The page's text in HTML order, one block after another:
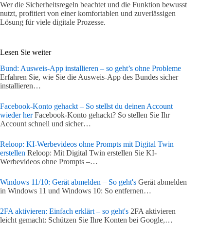
Wer die Sicherheitsregeln beachtet und die Funktion bewusst
nutzt, profitiert von einer komfortablen und zuverlässigen
Lösung für viele digitale Prozesse.
Lesen Sie weiter
Bund: Ausweis-App installieren – so geht’s ohne Probleme
Erfahren Sie, wie Sie die Ausweis-App des Bundes sicher
installieren…
Facebook-Konto gehackt – So stellst du deinen Account
wieder herFacebook-Konto gehackt? So stellen Sie Ihr
Account schnell und sicher…
Reloop: KI-Werbevideos ohne Prompts mit Digital Twin
erstellen Reloop: Mit Digital Twin erstellen Sie KI-
Werbevideos ohne Prompts –…
Windows 11/10: Gerät abmelden – So geht's Gerät abmelden
in Windows 11 und Windows 10: So entfernen…
2FA aktivieren: Einfach erklärt – so geht's 2FA aktivieren
leicht gemacht: Schützen Sie Ihre Konten bei Google,…